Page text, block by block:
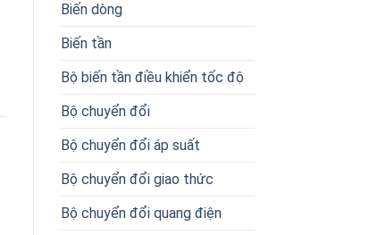
Biến dòng
Biến tần
Bộ biến tần điều khiển tốc độ
Bộ chuyển đổi
Bộ chuyển đổi áp suất
Bộ chuyển đổi giao thức
Bộ chuyển đổi quang điện